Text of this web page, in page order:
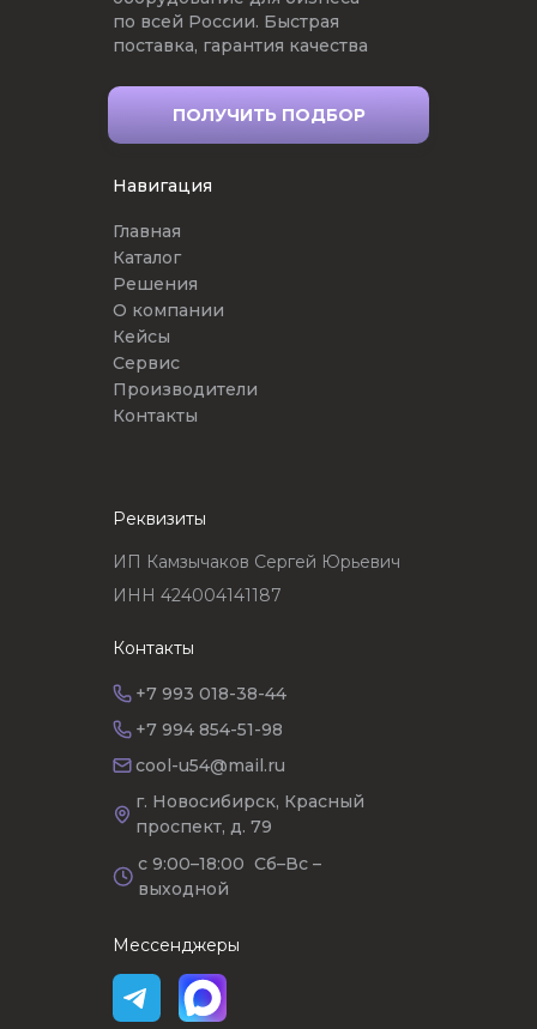
+7 994 854-51-98
+7 993 018-38-44
cool-u54@mail.ru
г. Новосибирск, Красный
проспект, д. 79
с 9:00–18:00 Сб–Вс –
выходной
Контакты
ИП Камзычаков Сергей Юрьевич
ИНН 424004141187
Реквизиты
по всей России. Быстрая
поставка, гарантия качества
Мессенджеры
ПОЛУЧИТЬ ПОДБОР
Главная
Каталог
Решения
О компании
Кейсы
Сервис
Производители
Контакты
Навигация